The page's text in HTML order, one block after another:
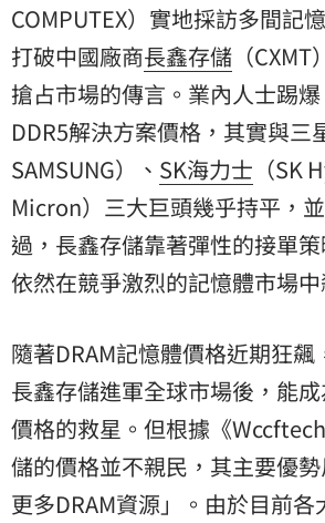
COMPUTEX）實地採訪多間記
打破中國廠商長鑫存儲 （
搶占市場的傳言。業內人士踢
DDR5解決方案價格，其實與三
SAMSUNG）、 SK海力士 （SK
Micron）三大巨頭幾乎持平，
過，長鑫存儲靠著彈性的接單策
依然在競爭激烈的記憶體市場中
隨著DRAM記憶體價格近期狂
長鑫存儲進軍全球市場後，能
價格的救星。但根據《
儲的價格並不親民，其主要優
更多DRAM資源」。由於目前